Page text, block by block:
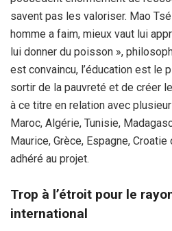
savent pas les valoriser. Mao
homme a faim, mieux vaut lui
lui donner du poisson »,
est convaincu, l’éducation est le
sortir de la pauvreté et de créer
à ce titre en relation avec
Maroc, Algérie, Tunisie,
Maurice, Grèce, Espagne,
adhéré au projet.
Trop à l’étroit pour le
international